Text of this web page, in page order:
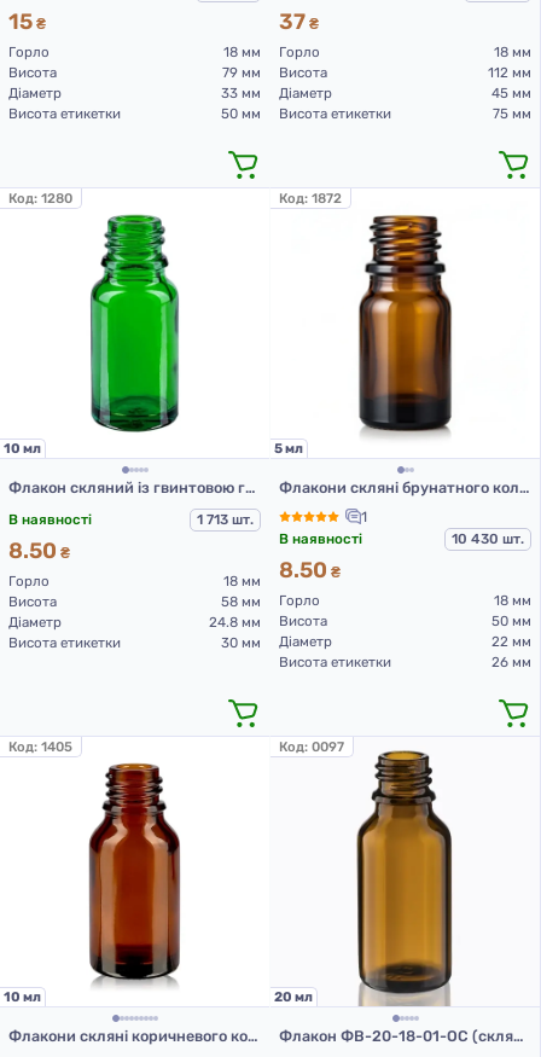
15 ₴
Горло
18 мм
Висота
79 мм
Діаметр
33 мм
Висота етикетки
50 мм
37 ₴
Горло
18 мм
Висота
112 мм
Діаметр
45 мм
Висота етикетки
75 мм
Код: 1280
10 мл
Флакон скляний із гвинтовою горловиною Зеленого кольору DIN18, 10 мл ФК-10Кс ( скляний флакон 10 мл )
В наявності 1 713 шт.
8.50 ₴
Горло
18 мм
Висота
58 мм
Діаметр
24.8 мм
Висота етикетки
30 мм
Код: 1872
5 мл
Флакони скляні брунатного кольору з гвинтовою горловиною 5 мл, DIN 18 для Л-З
1
В наявності
10 430 шт.
8.50 ₴
Горло
18 мм
Висота
50 мм
Діаметр
22 мм
Висота етикетки
26 мм
Код: 1405
10 мл
Флакони скляні коричневого кольору з гвинтовою горловиною 10 мл, DIN18, для Л-З
Код: 0097
20 мл
Флакон ФВ-20-18-01-ОС (скляний флакон 20 мл)